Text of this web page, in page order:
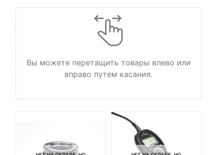
Вы можете перетащить товары влево или
вправо путем касания.